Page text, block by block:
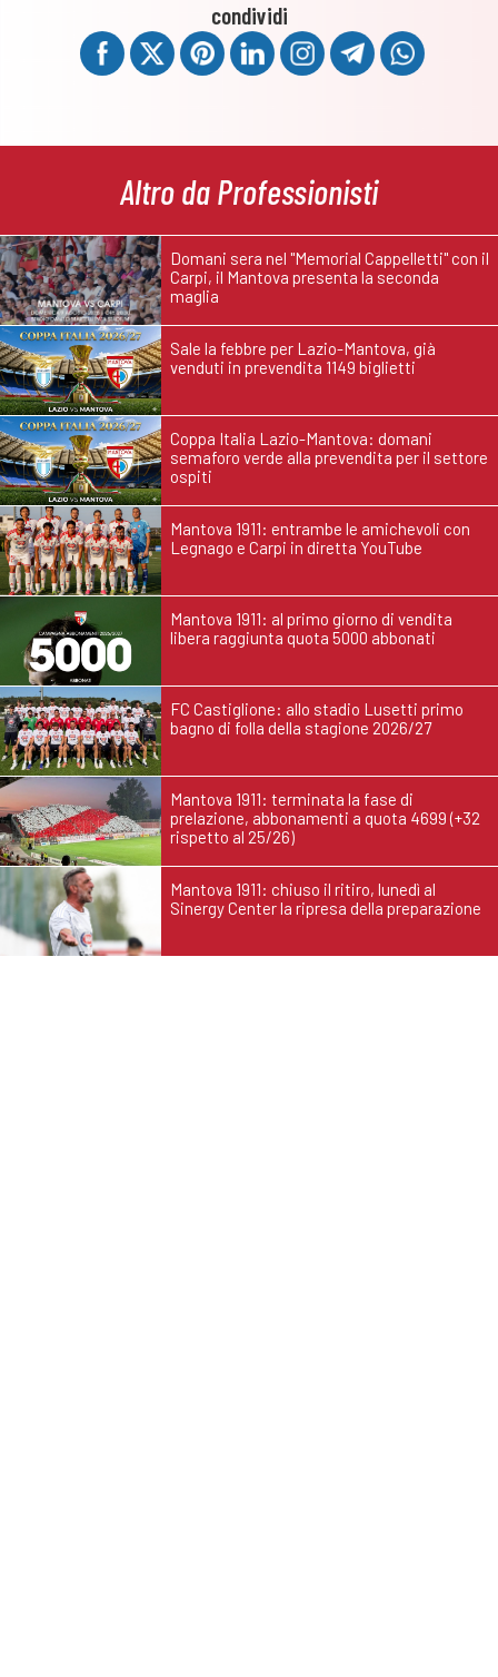
condividi
Altro da Professionisti
Domani sera nel "Memorial Cappelletti" con il
Carpi, il Mantova presenta la seconda
maglia
Sale la febbre per Lazio-Mantova, già
venduti in prevendita 1149 biglietti
Coppa Italia Lazio-Mantova: domani
semaforo verde alla prevendita per il settore
ospiti
Mantova 1911: entrambe le amichevoli con
Legnago e Carpi in diretta YouTube
Mantova 1911: al primo giorno di vendita
libera raggiunta quota 5000 abbonati
FC Castiglione: allo stadio Lusetti primo
bagno di folla della stagione 2026/27
Mantova 1911: terminata la fase di
prelazione, abbonamenti a quota 4699 (+32
rispetto al 25/26)
Mantova 1911: chiuso il ritiro, lunedì al
Sinergy Center la ripresa della preparazione